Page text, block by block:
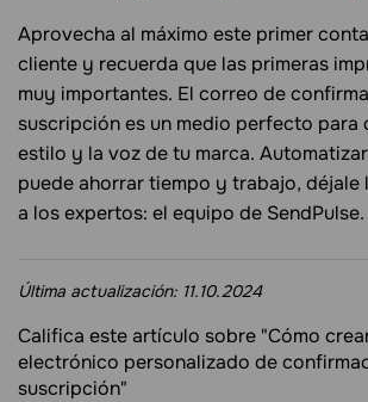
Aprovecha al máximo este primer
cliente y recuerda que las primeras
muy importantes. El correo de
suscripción es un medio perfecto para
estilo y la voz de tu marca.
puede ahorrar tiempo y trabajo, déjale
a los expertos: el equipo de SendPulse.
Última actualización: 11.10.2024
Califica este artículo sobre "Cómo
electrónico personalizado de
suscripción"